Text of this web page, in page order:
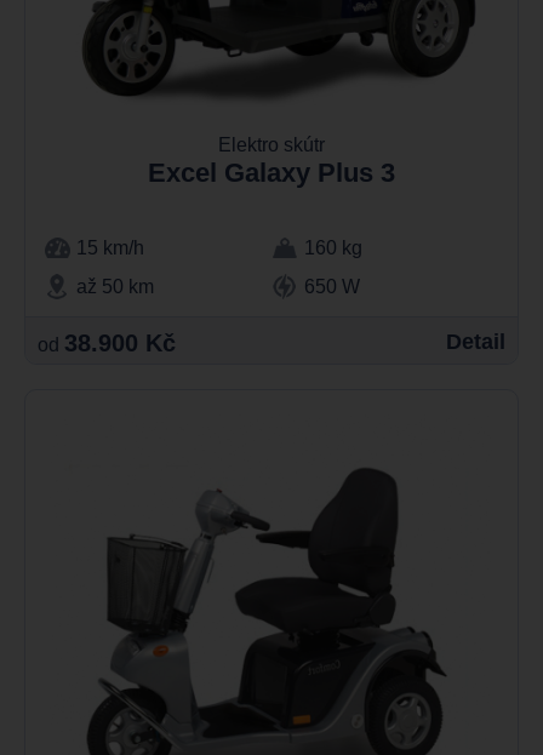
Elektro skútr
Excel Galaxy Plus 3
15 km/h
160 kg
až 50 km
650 W
od 38.900 Kč Detail